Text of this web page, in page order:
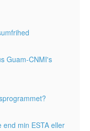
Guam-CNMI's
min ESTA eller